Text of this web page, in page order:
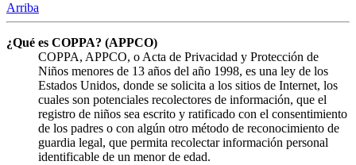
Arriba
¿Qué es COPPA? (APPCO)
COPPA, APPCO, o Acta de Privacidad y Protección de
Niños menores de 13 años del año 1998, es una ley de los
Estados Unidos, donde se solicita a los sitios de Internet, los
cuales son potenciales recolectores de información, que el
registro de niños sea escrito y ratificado con el consentimiento
de los padres o con algún otro método de reconocimiento de
guardia legal, que permita recolectar información personal
identificable de un menor de edad.